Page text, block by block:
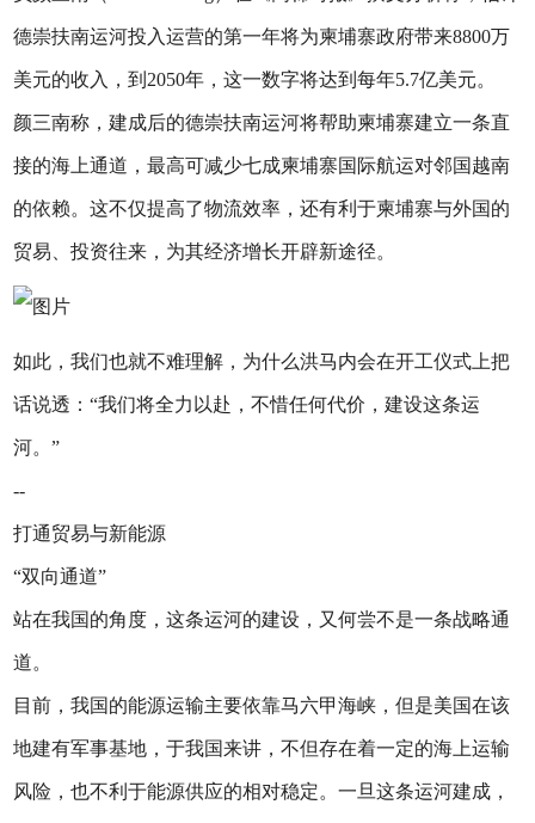
德崇扶南运河投入运营的第一年将为柬埔寨政府带来8800万
美元的收入，到2050年，这一数字将达到每年5.7亿美元。
颜三南称，建成后的德崇扶南运河将帮助柬埔寨建立一条直
接的海上通道，最高可减少七成柬埔寨国际航运对邻国越南
的依赖。这不仅提高了物流效率，还有利于柬埔寨与外国的
贸易、投资往来，为其经济增长开辟新途径。
如此，我们也就不难理解，为什么洪马内会在开工仪式上把
话说透：“我们将全力以赴，不惜任何代价，建设这条运
河。”
--
打通贸易与新能源
“双向通道”
站在我国的角度，这条运河的建设，又何尝不是一条战略通
道。
目前，我国的能源运输主要依靠马六甲海峡，但是美国在该
地建有军事基地，于我国来讲，不但存在着一定的海上运输
风险，也不利于能源供应的相对稳定。一旦这条运河建成，